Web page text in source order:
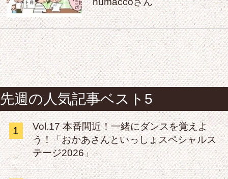
先週の人気記事ベスト5
1
Vol.17 本番間近！一緒にダンスを覚えよ
う！「おかあさんといっしょスペシャルス
テージ2026」